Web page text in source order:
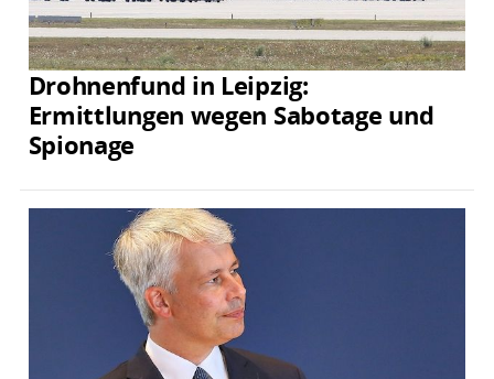
Drohnenfund in Leipzig:
Ermittlungen wegen Sabotage und
Spionage